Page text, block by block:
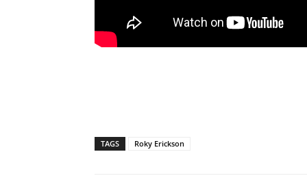
TAGS Roky Erickson